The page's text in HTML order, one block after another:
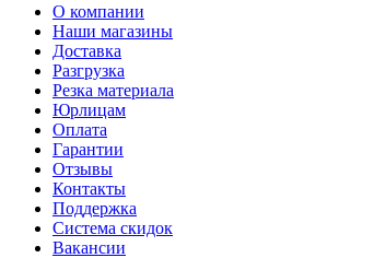
О компании
Наши магазины
Доставка
Разгрузка
Резка материала
Юрлицам
Оплата
Гарантии
Отзывы
Контакты
Поддержка
Система скидок
Вакансии